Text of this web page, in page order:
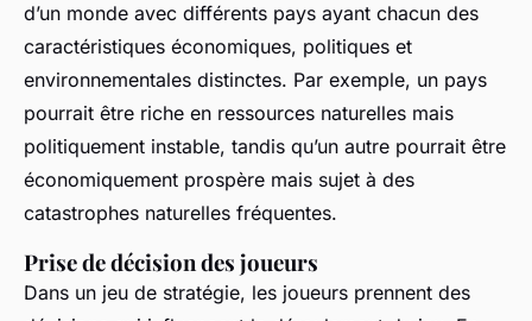
d’un monde avec différents pays ayant chacun des
caractéristiques économiques, politiques et
environnementales distinctes. Par exemple, un pays
pourrait être riche en ressources naturelles mais
politiquement instable, tandis qu’un autre pourrait être
économiquement prospère mais sujet à des
catastrophes naturelles fréquentes.
Prise de décision des joueurs
Dans un jeu de stratégie, les joueurs prennent des